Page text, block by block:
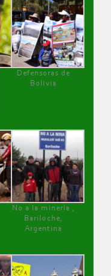
Defensoras de
Bolivia
No a la minería ,
Bariloche,
Argentina